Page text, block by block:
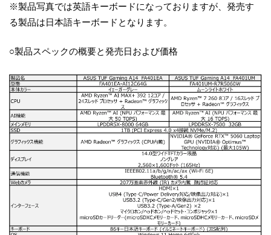
※製品写真では英語キーボードになっておりますが、発売す
る製品は日本語キーボードとなります。
○製品スペックの概要と発売日および価格